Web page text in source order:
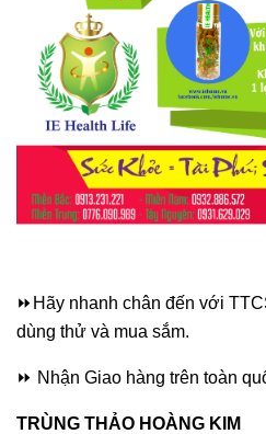
⏩Hãy nhanh chân đến với
dùng thử và mua sắm.
⏩ Nhận Giao hàng trên toàn
TRÙNG THẢO HOÀNG KIM